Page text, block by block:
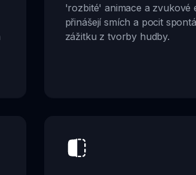
'rozbité' animace a zvukové
přinášejí smích a pocit
zážitku z tvorby hudby.